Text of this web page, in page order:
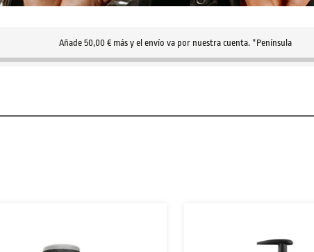
Añade 50,00 €más y el envío va por nuestra cuenta. *Península